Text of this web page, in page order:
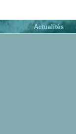
Actualités